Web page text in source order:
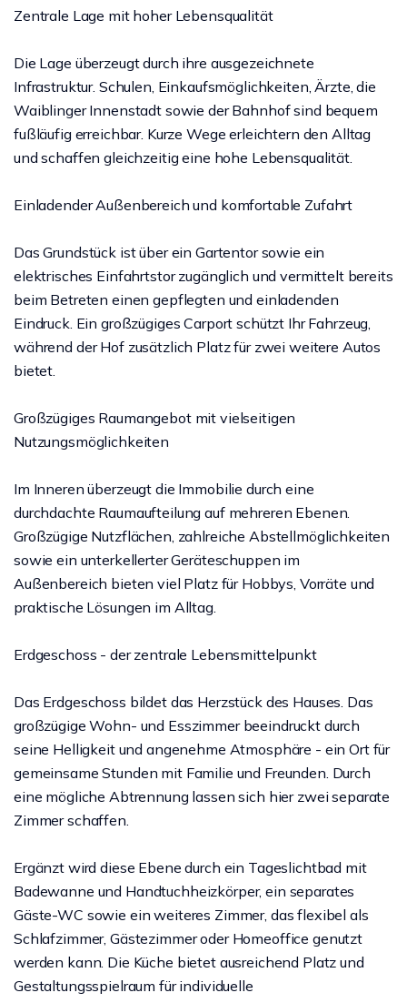
Zentrale Lage mit hoher Lebensqualität
Die Lage überzeugt durch ihre ausgezeichnete
Infrastruktur. Schulen, Einkaufsmöglichkeiten, Ärzte, die
Waiblinger Innenstadt sowie der Bahnhof sind bequem
fußläufig erreichbar. Kurze Wege erleichtern den Alltag
und schaffen gleichzeitig eine hohe Lebensqualität.
Einladender Außenbereich und komfortable Zufahrt
Das Grundstück ist über ein Gartentor sowie ein
elektrisches Einfahrtstor zugänglich und vermittelt bereits
beim Betreten einen gepflegten und einladenden
Eindruck. Ein großzügiges Carport schützt Ihr Fahrzeug,
während der Hof zusätzlich Platz für zwei weitere Autos
bietet.
Großzügiges Raumangebot mit vielseitigen
Nutzungsmöglichkeiten
Im Inneren überzeugt die Immobilie durch eine
durchdachte Raumaufteilung auf mehreren Ebenen.
Großzügige Nutzflächen, zahlreiche Abstellmöglichkeiten
sowie ein unterkellerter Geräteschuppen im
Außenbereich bieten viel Platz für Hobbys, Vorräte und
praktische Lösungen im Alltag.
Erdgeschoss - der zentrale Lebensmittelpunkt
Das Erdgeschoss bildet das Herzstück des Hauses. Das
großzügige Wohn- und Esszimmer beeindruckt durch
seine Helligkeit und angenehme Atmosphäre - ein Ort für
gemeinsame Stunden mit Familie und Freunden. Durch
eine mögliche Abtrennung lassen sich hier zwei separate
Zimmer schaffen.
Ergänzt wird diese Ebene durch ein Tageslichtbad mit
Badewanne und Handtuchheizkörper, ein separates
Gäste-WC sowie ein weiteres Zimmer, das flexibel als
Schlafzimmer, Gästezimmer oder Homeoffice genutzt
werden kann. Die Küche bietet ausreichend Platz und
Gestaltungsspielraum für individuelle